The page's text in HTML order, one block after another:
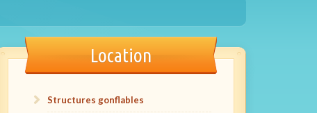
Location
Structures gonflables